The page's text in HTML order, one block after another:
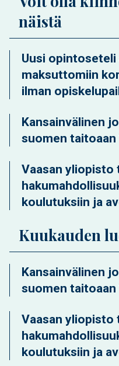
näistä
Uusi opintoseteli
maksuttomiin
ilman
Kansainvälinen
suomen taitoaan
Vaasan yliopisto
koulutuksiin ja
Kuukauden
Kansainvälinen
suomen taitoaan
Vaasan yliopisto
koulutuksiin ja